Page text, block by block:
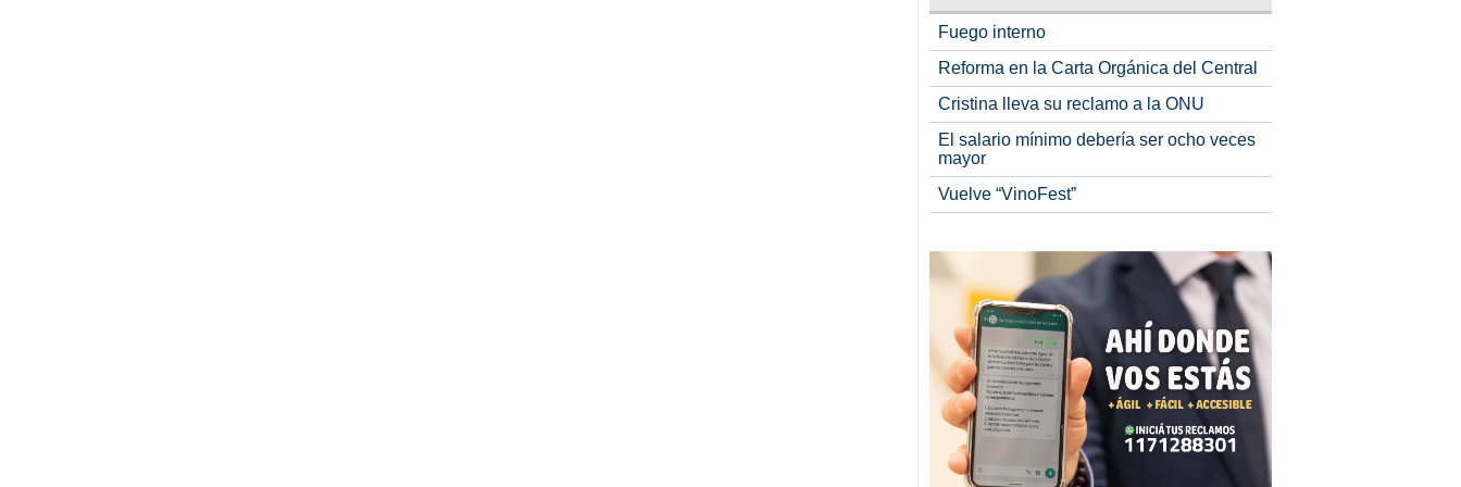
Fuego interno
Reforma en la Carta Orgánica del Central
Cristina lleva su reclamo a la ONU
El salario mínimo debería ser ocho veces
mayor
Vuelve “VinoFest”